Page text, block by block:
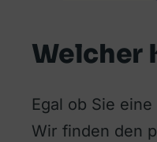
Welcher
Egal ob Sie
Wir finden den